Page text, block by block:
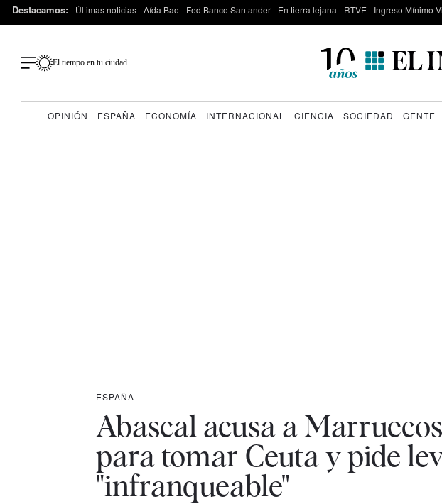
Destacamos: Últimas noticias Aída Bao Fed Banco Santander En tierra lejana RTVE Ingreso Mínimo
El tiempo en tu ciudad
OPINIÓN ESPAÑA ECONOMÍA INTERNACIONAL CIENCIA SOCIEDAD GENTE
ESPAÑA
Abascal acusa a
para tomar Ceuta y pide
"infranqueable"